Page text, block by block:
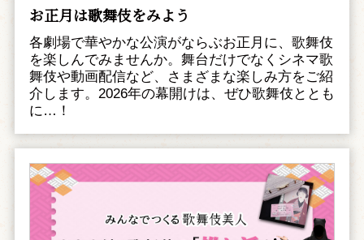
お正月は歌舞伎をみよう
各劇場で華やかな公演がならぶお正月に、歌舞伎
を楽しんでみませんか。舞台だけでなくシネマ歌
舞伎や動画配信など、さまざまな楽しみ方をご紹
介します。2026年の幕開けは、ぜひ歌舞伎ととも
に…！